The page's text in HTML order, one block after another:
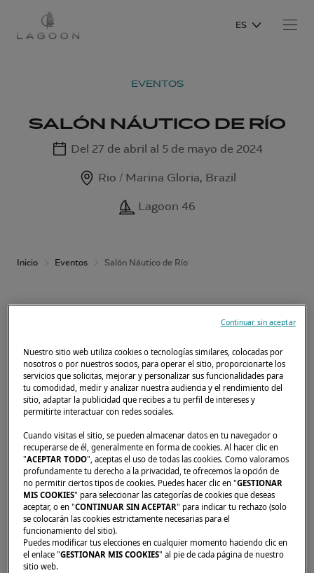
ES
EVENTOS
SALÓN NÁUTICO DE RÍO
Del 27 de abril al 5 de mayo de 2024
Rio / Marina Gloria, Brazil
Lagoon 46
Inicio Eventos Salón Náutico de Río
Conozca Lagoon en el Salón Náutico de Río
del 27 de abril al 5 de mayo de 2024 y
descubra nuestro modelo Lagoon 46.
Nuestro sitio web utiliza cookies o tecnologías similares, colocadas por
nosotros o por nuestros socios, para operar el sitio, proporcionarte los
servicios que solicitas, mejorar y personalizar sus funcionalidades para
tu comodidad, medir y analizar nuestra audiencia y el rendimiento del
sitio, adaptar la publicidad que recibes a tu perfil de intereses y
permitirte interactuar con redes sociales.
Cuando visitas el sitio, se pueden almacenar datos en tu navegador o
recuperarse de él, generalmente en forma de cookies. Al hacer clic en
"ACEPTAR TODO", aceptas el uso de todas las cookies. Como valoramos
profundamente tu derecho a la privacidad, te ofrecemos la opción de
no permitir ciertos tipos de cookies. Puedes hacer clic en "GESTIONAR
MIS COOKIES" para seleccionar las categorías de cookies que deseas
aceptar, o en "CONTINUAR SIN ACEPTAR" para indicar tu rechazo (solo
se colocarán las cookies estrictamente necesarias para el
funcionamiento del sitio).
Puedes modificar tus elecciones en cualquier momento haciendo clic en
el enlace "GESTIONAR MIS COOKIES" al pie de cada página de nuestro
sitio web.
Continuar sin aceptar